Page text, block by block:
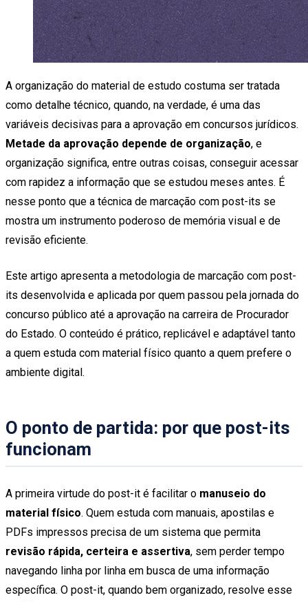
A organização do material de estudo costuma ser tratada
como detalhe técnico, quando, na verdade, é uma das
variáveis decisivas para a aprovação em concursos jurídicos.
Metade da aprovação depende de organização, e
organização significa, entre outras coisas, conseguir acessar
com rapidez a informação que se estudou meses antes. É
nesse ponto que a técnica de marcação com post-its se
mostra um instrumento poderoso de memória visual e de
revisão eficiente.
Este artigo apresenta a metodologia de marcação com post-
its desenvolvida e aplicada por quem passou pela jornada do
concurso público até a aprovação na carreira de Procurador
do Estado. O conteúdo é prático, replicável e adaptável tanto
a quem estuda com material físico quanto a quem prefere o
ambiente digital.
O ponto de partida: por que post-its
funcionam
A primeira virtude do post-it é facilitar o manuseio do
material físico. Quem estuda com manuais, apostilas e
PDFs impressos precisa de um sistema que permita
revisão rápida, certeira e assertiva, sem perder tempo
navegando linha por linha em busca de uma informação
específica. O post-it, quando bem organizado, resolve esse